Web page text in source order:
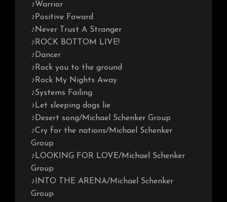
♪Warrior
♪Positive Foward
♪Never Trust A Stranger
♪ROCK BOTTOM LIVE!
♪Dancer
♪Rock you to the ground
♪Rock My Nights Away
♪Systems Failing
♪Let sleeping dogs lie
♪Desert song/Michael Schenker Group
♪Cry for the nations/Michael Schenker
Group
♪LOOKING FOR LOVE/Michael Schenker
Group
♪INTO THE ARENA/Michael Schenker
Group